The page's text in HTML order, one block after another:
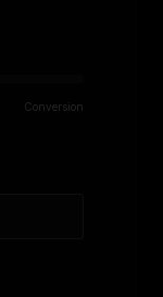
Conversion